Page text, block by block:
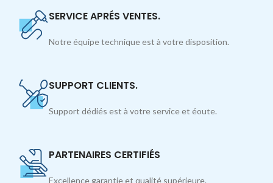
SERVICE APRÉS VENTES.
Notre équipe technique est à votre disposition.
SUPPORT CLIENTS.
Support dédiés est à votre service et éoute.
PARTENAIRES CERTIFIÉS
Excellence garantie et qualité supérieure.